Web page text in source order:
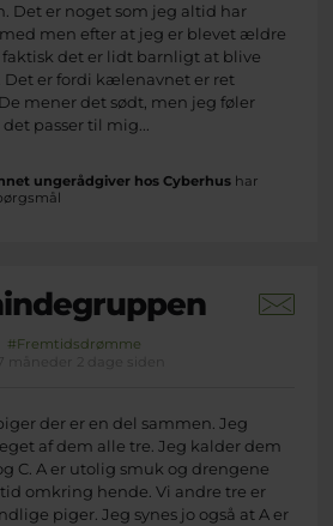
Det er noget som jeg altid har
men efter at jeg er blevet ældre
faktisk det er lidt barnligt at blive
Det er fordi kælenavnet er ret
mener det sødt, men jeg føler
passer til mig...
ungerådgiver hos Cyberhushar
#Fremtidsdrømme
7 måneder 2 dage siden
der er en del sammen. Jeg
af dem alle tre. Jeg kalder dem
C. A er utolig smuk og drengene
omkring hende. Vi andre tre er
piger. Jeg synes jo også at A er